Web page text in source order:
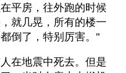
平房，往外跑的时候
就几晃，所有的楼一
倒了，特别厉害。"
在地震中死去。但是